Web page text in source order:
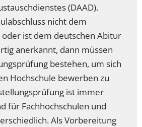
(DAAD).
nicht dem
ist dem deutschen Abitur
anerkannt, dann müssen
bestehen, um sich
Hochschule bewerben zu
ist immer
für Fachhochschulen und
Als Vorbereitung